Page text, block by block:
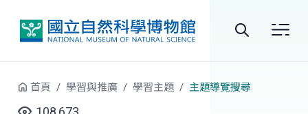
站
首頁 學習與推廣 學習主題 主題導覽搜尋